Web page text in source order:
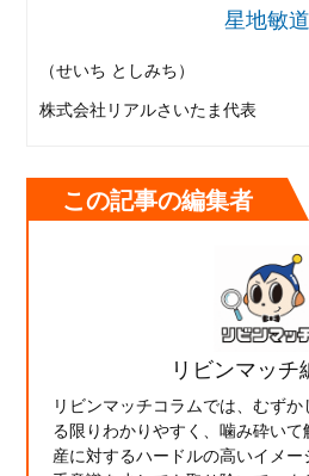
星地敏道
（せいち としみち）
株式会社リアルさいたま代表
この記事の編集者
リビンマッチ
リビンマッチコラムでは、むず
る限りわかりやすく、噛み砕い
産に対するハードルの高いイメ